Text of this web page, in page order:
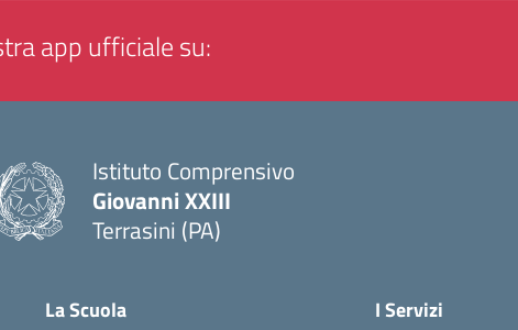
app ufficiale su:
Istituto Comprensivo
Giovanni XXIII
Terrasini (PA)
La Scuola I Servizi